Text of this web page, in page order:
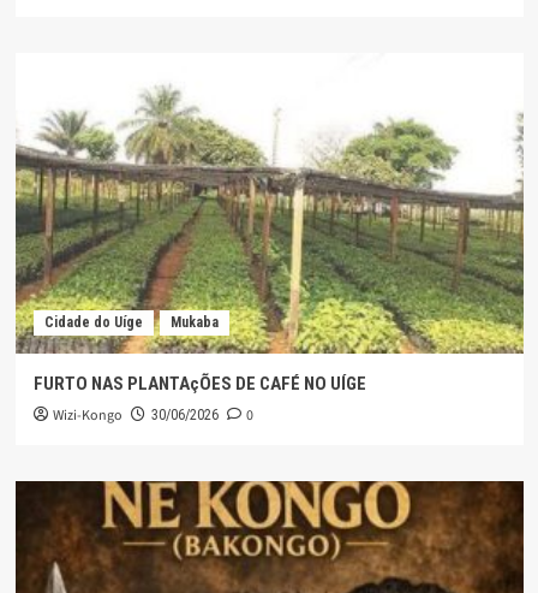
Cidade do Uíge Mukaba
FURTO NAS PLANTAçÕES DE CAFÉ NO UÍGE
Wizi-Kongo 30/06/2026 0